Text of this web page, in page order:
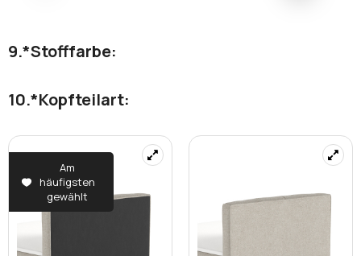
*Stofffarbe:
*Kopfteilart:
Am
häufigsten
gewählt